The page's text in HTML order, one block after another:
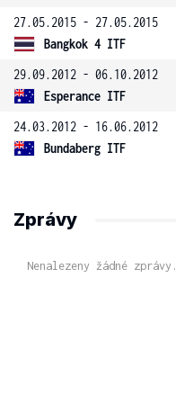
27.05.2015 - 27.05.2015
Bangkok 4 ITF
29.09.2012 - 06.10.2012
Esperance ITF
24.03.2012 - 16.06.2012
Bundaberg ITF
Zprávy
Nenalezeny žádné zprávy.